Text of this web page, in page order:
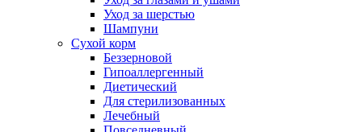
Уход за шерстью
Шампуни
Сухой корм
Беззерновой
Гипоаллергенный
Диетический
Для стерилизованных
Лечебный